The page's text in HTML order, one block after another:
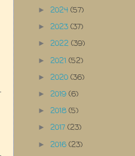
► 2024 (57)
► 2023 (37)
► 2022 (39)
► 2021 (52)
► 2020 (36)
► 2019 (6)
► 2018 (5)
► 2017 (23)
► 2016 (23)